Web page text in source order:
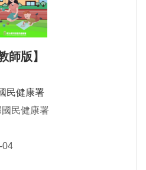
師版】
民健康署
民健康署
04